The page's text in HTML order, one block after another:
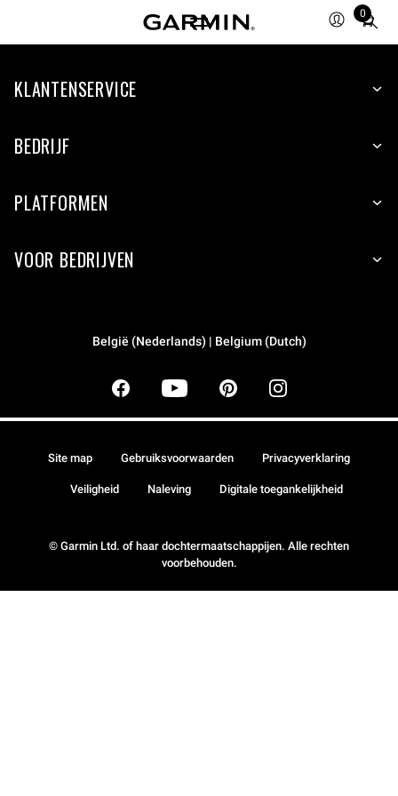
0
Total
items
cart:
KLANTENSERVICE
BEDRIJF
PLATFORMEN
VOOR BEDRIJVEN
België (Nederlands) | Belgium (Dutch)
© Garmin Ltd. of haar dochtermaatschappijen. Alle rechten
voorbehouden.
Site map Gebruiksvoorwaarden Privacyverklaring
Veiligheid Naleving Digitale toegankelijkheid